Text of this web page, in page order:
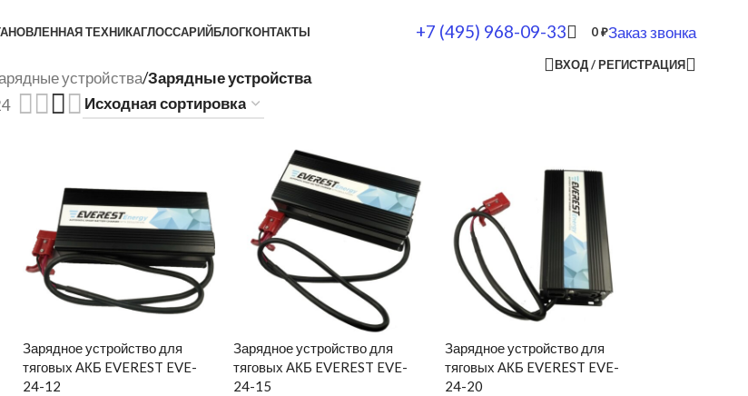
ТЕХНИКАГЛОССАРИЙБЛОГКОНТАКТЫ +7 (495) 968-09-33 0₽Заказ звонка
ВХОД / РЕГИСТРАЦИЯ
устройства/Зарядные устройства
Зарядное устройство для
тяговых АКБ EVEREST EVE-
24-12
Зарядное устройство для
тяговых АКБ EVEREST EVE-
24-15
Зарядное устройство для
тяговых АКБ EVEREST EVE-
24-20